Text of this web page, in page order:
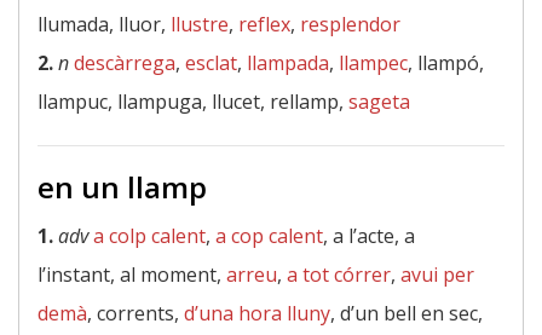
llumada, lluor, llustre, reflex, resplendor
2.ndescàrrega, esclat, llampada, llampec, llampó,
llampuc, llampuga, llucet, rellamp, sageta
en un llamp
1.adva colp calent, a cop calent, a l’acte, a
l’instant, al moment, arreu, a tot córrer, avui per
demà, corrents, d’una hora lluny, d’un bell en sec,